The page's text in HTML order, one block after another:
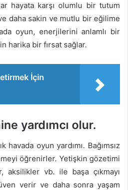
hayata karşı olumlu bir tutum
daha sakin ve mutlu bir eğilime
oyun, enerjilerini anlamlı bir
harika bir fırsat sağlar.
İçin
yardımcı olur.
oyun yardımı. Bağımsız
öğrenirler. Yetişkin gözetimi
aksilikler vb. ile başa çıkmayı
verir ve daha sonra yaşam